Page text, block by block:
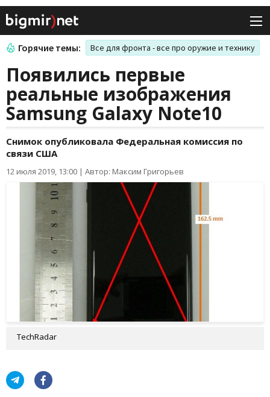
Горячие темы: Все для фронта - все про оружие и технику
Появились первые
реальные изображения
Samsung Galaxy Note10
Снимок опубликовала Федеральная комиссия по
связи США
12 июля 2019, 13:00 | Автор: Максим Григорьев
TechRadar